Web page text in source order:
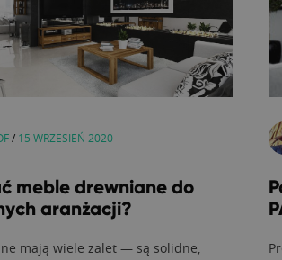
/ 15 WRZESIEŃ 2020
meble drewniane do
aranżacji?
mają wiele zalet — są solidne,